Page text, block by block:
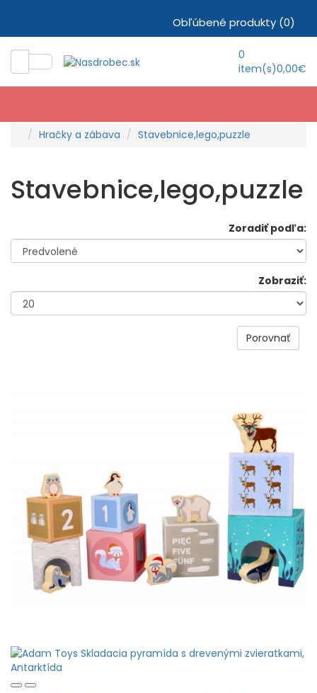
Obľúbené produkty (0)
0
item(s)0,00€
Hračky a zábava Stavebnice,lego,puzzle
Stavebnice,lego,puzzle
Zoradiť podľa:
Zobraziť:
Porovnať